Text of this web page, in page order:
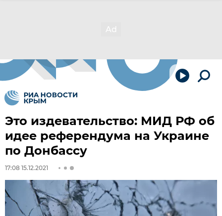
Это издевательство: МИД РФ об
идее референдума на Украине
по Донбассу
17:08 15.12.2021